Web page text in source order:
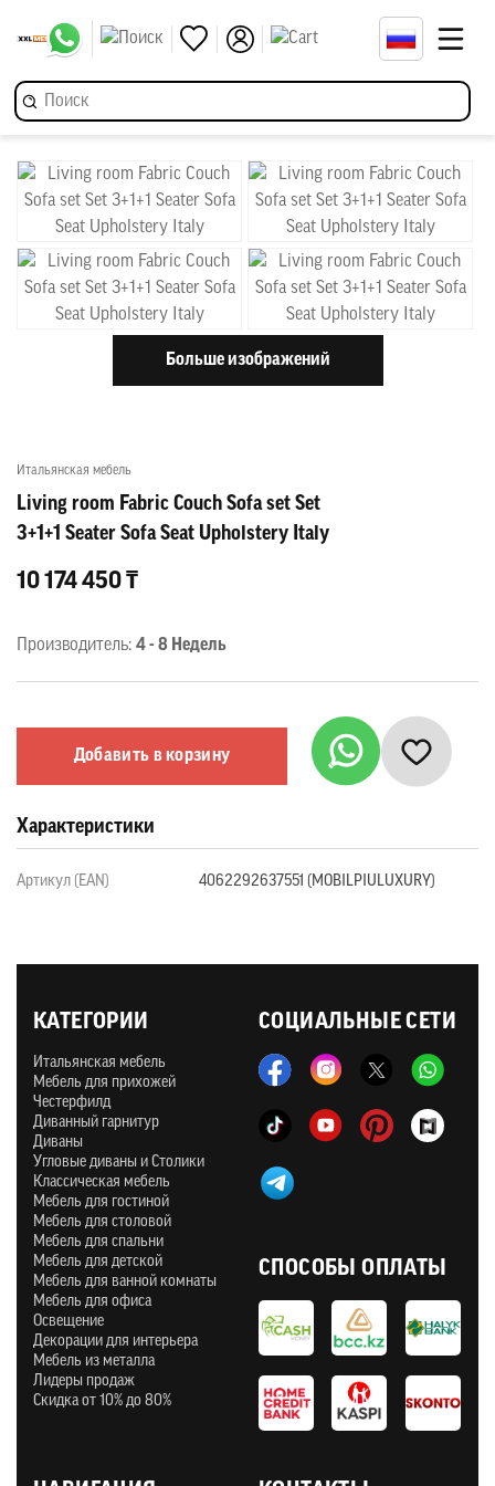
Больше изображений
Итальянская мебель
Living room Fabric Couch Sofa set Set
3+1+1 Seater Sofa Seat Upholstery Italy
10 174 450 ₸
Производитель: 4 - 8 Недель
Добавить в корзину
Характеристики
Артикул (EAN) 4062292637551 (MOBILPIULUXURY)
СОЦИАЛЬНЫЕ СЕТИ
КАТЕГОРИИ
Итальянская мебель
Мебель для прихожей
Честерфилд
Диванный гарнитур
Диваны
Угловые диваны и Столики
Классическая мебель
Мебель для гостиной
Мебель для столовой
Мебель для спальни
Мебель для детской
Мебель для ванной комнаты
Мебель для офиса
Освещение
Декорации для интерьера
Мебель из металла
Лидеры продаж
Скидка от 10% до 80%
СПОСОБЫ ОПЛАТЫ